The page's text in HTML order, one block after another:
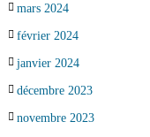
mars 2024
février 2024
janvier 2024
décembre 2023
novembre 2023